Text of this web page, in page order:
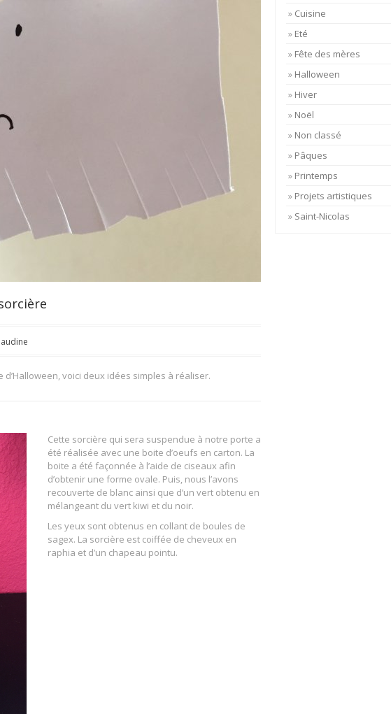
voici deux idées simples à réaliser.
Cette sorcière qui sera suspendue à notre porte a
été réalisée avec une boite d’oeufs en carton. La
boite a été façonnée à l’aide de ciseaux afin
d’obtenir une forme ovale. Puis, nous l’avons
recouverte de blanc ainsi que d’un vert obtenu en
mélangeant du vert kiwi et du noir.
Les yeux sont obtenus en collant de boules de
sagex. La sorcière est coiffée de cheveux en
raphia et d’un chapeau pointu.
Cuisine
Eté
Fête des mères
Halloween
Hiver
Noël
Non classé
Pâques
Printemps
Projets artistiques
Saint-Nicolas